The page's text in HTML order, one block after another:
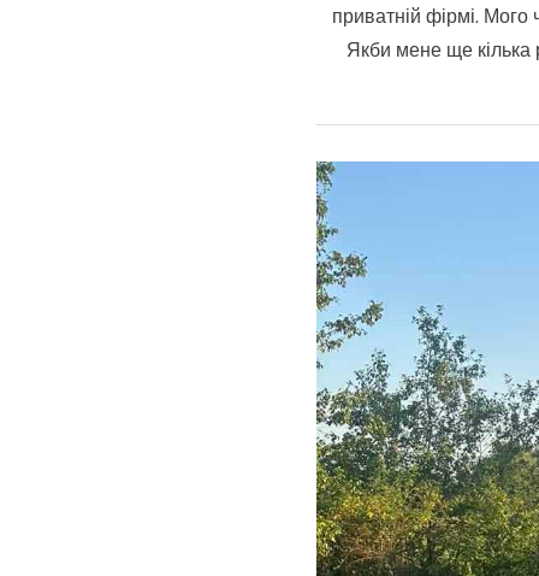
приватній фірмі.
Якби мене ще кілька